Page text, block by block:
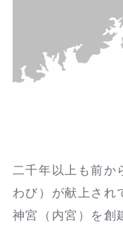
二千年以上も前か
わび）が献上され
神宮（内宮）を創